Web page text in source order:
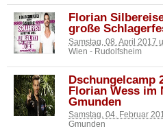
Florian
große
Samstag, 08. April 2017
Wien - Rudolfsheim
Dschungelcamp
Florian Wess im
Gmunden
Samstag, 04. Februar
Gmunden